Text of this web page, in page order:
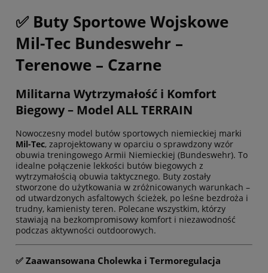
✅ Buty Sportowe Wojskowe
Mil-Tec Bundeswehr –
Terenowe – Czarne
Militarna Wytrzymałość i Komfort
Biegowy – Model ALL TERRAIN
Nowoczesny model butów sportowych niemieckiej marki
Mil-Tec, zaprojektowany w oparciu o sprawdzony wzór
obuwia treningowego Armii Niemieckiej (Bundeswehr). To
idealne połączenie lekkości butów biegowych z
wytrzymałością obuwia taktycznego. Buty zostały
stworzone do użytkowania w zróżnicowanych warunkach –
od utwardzonych asfaltowych ścieżek, po leśne bezdroża i
trudny, kamienisty teren. Polecane wszystkim, którzy
stawiają na bezkompromisowy komfort i niezawodność
podczas aktywności outdoorowych.
✅ Zaawansowana Cholewka i Termoregulacja